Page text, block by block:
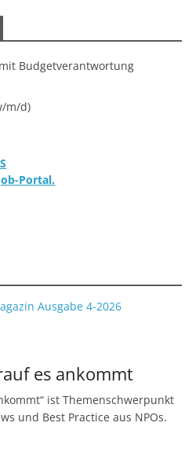
mit Budgetverantwortung
m/d)
Portal.
es ankommt
ist Themenschwerpunkt
und Best Practice aus NPOs.